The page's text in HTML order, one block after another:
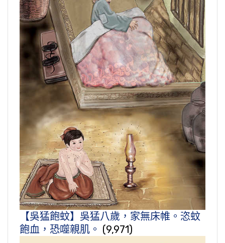
【吳猛飽蚊】吳猛八歲，家無床帷。恣蚊
飽血，恐噬親肌。 (9,971)